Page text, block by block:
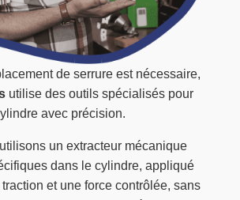
de serrure est nécessaire,
utilise des outils spécialisés pour
avec précision.
un extracteur mécanique
dans le cylindre, appliqué
et une force contrôlée, sans